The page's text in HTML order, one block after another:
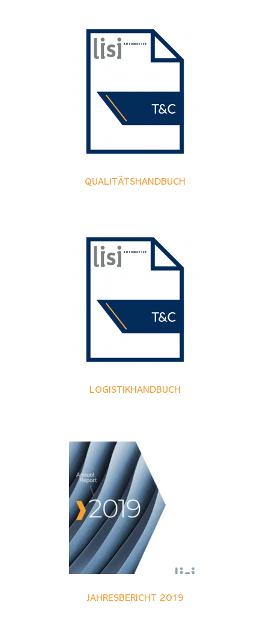
QUALITÄTSHANDBUCH
LOGISTIKHANDBUCH
JAHRESBERICHT 2019